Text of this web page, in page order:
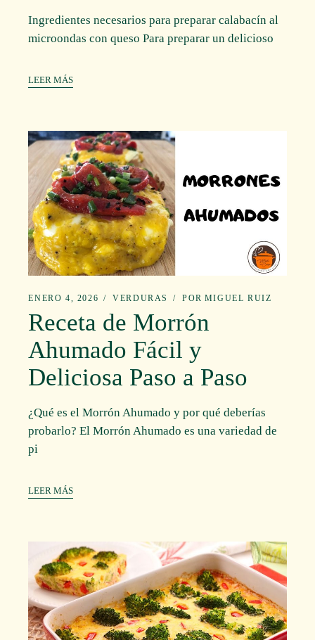
Ingredientes necesarios para preparar calabacín al
microondas con queso Para preparar un delicioso
LEER MÁS
ENERO 4, 2026 VERDURAS POR MIGUEL RUIZ
Receta de Morrón
Ahumado Fácil y
Deliciosa Paso a Paso
¿Qué es el Morrón Ahumado y por qué deberías
probarlo? El Morrón Ahumado es una variedad de
pi
LEER MÁS